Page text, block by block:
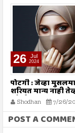
26 Jul
2024
पोटगी : जेव्हा
शरियत मान्य नाही
कोर्टाला कसा द्यावा?
Shodhan 7/26/
POST A